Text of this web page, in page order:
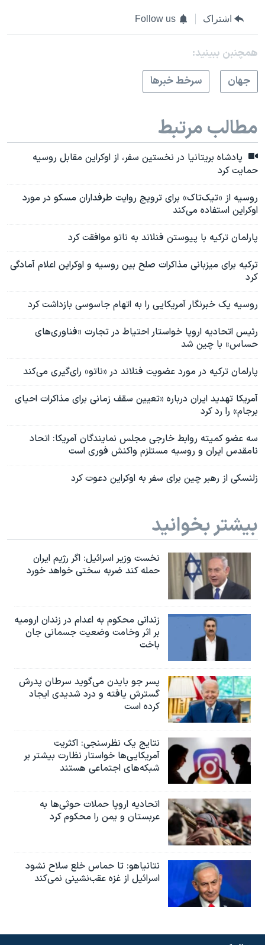
اشتراک Follow us
همچنبن ببینید:
جهان
سرخط خبرها
مطالب مرتبط
پادشاه بریتانیا در نخستین سفر، از اوکراین مقابل روسیه
حمایت کرد
روسیه از «تیک‌تاک» برای ترویج روایت طرفداران مسکو در مورد
اوکراین استفاده می‌کند
پارلمان ترکیه با پیوستن فنلاند به ناتو موافقت کرد
ترکیه برای میزبانی مذاکرات صلح بین روسیه و اوکراین اعلام آمادگی
کرد
روسیه یک خبرنگار آمریکایی را به اتهام جاسوسی بازداشت کرد
رئیس اتحادیه اروپا خواستار احتیاط در تجارت «فناوری‌های
حساس» با چین شد
پارلمان ترکیه در مورد عضویت فنلاند در «ناتو» رای‌گیری می‌کند
آمریکا تهدید ایران درباره «تعیین سقف زمانی برای مذاکرات احیای
برجام» را رد کرد
سه عضو کمیته روابط خارجی مجلس نمایندگان آمریکا: اتحاد
نامقدس ایران و روسیه مستلزم واکنش فوری است
زلنسکی از رهبر چین برای سفر به اوکراین دعوت کرد
بیشتر بخوانید
نخست وزیر اسرائيل: اگر رژیم ایران
حمله کند ضربه سختی خواهد خورد
زندانی محکوم به اعدام در زندان ارومیه
بر اثر وخامت وضعیت جسمانی جان
باخت
پسر جو بایدن می‌گوید سرطان پدرش
گسترش یافته و درد شدیدی ایجاد
کرده است
نتایج یک نظرسنجی: اکثریت
آمریکایی‌ها خواستار نظارت بیشتر بر
شبکه‌های اجتماعی هستند
اتحادیه اروپا حملات حوثی‌ها به
عربستان و یمن را محکوم کرد
نتانیاهو: تا حماس خلع سلاح نشود
اسرائیل از غزه عقب‌نشینی نمی‌کند